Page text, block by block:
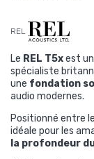
REL
Le REL T5xest
spécialiste
une fondation
audio modernes.
Positionné entre
idéale pour les
la profondeur